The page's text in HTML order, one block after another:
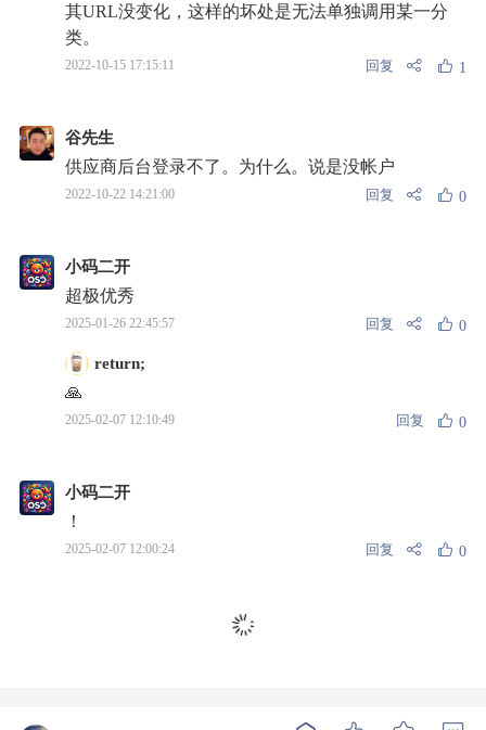
其URL没变化，这样的坏处是无法单独调用某一分
类。
2022-10-15 17:15:11 回复 1
谷先生
供应商后台登录不了。为什么。说是没帐户
2022-10-22 14:21:00 回复 0
小码二开
超极优秀
2025-01-26 22:45:57 回复 0
return;
🙏
2025-02-07 12:10:49 回复 0
小码二开
！
2025-02-07 12:00:24 回复 0